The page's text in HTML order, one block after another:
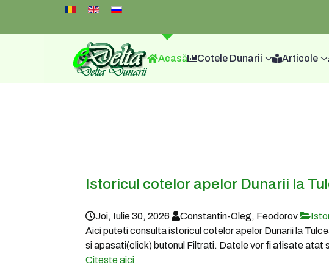
Select your language
Acasă Cotele Dunarii Articole
Istoricul cotelor apelor Dunarii la
Joi, Iulie 30, 2026 Constantin-Oleg, Feodorov
Aici puteti consulta istoricul cotelor apelor Dunarii la
si apasati(click) butonul Filtrati. Datele vor fi afisate atat
Citeste aici